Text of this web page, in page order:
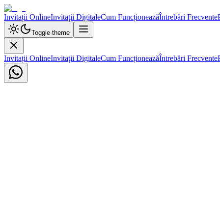
Invitații OnlineInvitații DigitaleCum FuncționeazăÎntrebări Frecvente
Toggle theme
Invitații OnlineInvitații DigitaleCum FuncționeazăÎntrebări Frecvente